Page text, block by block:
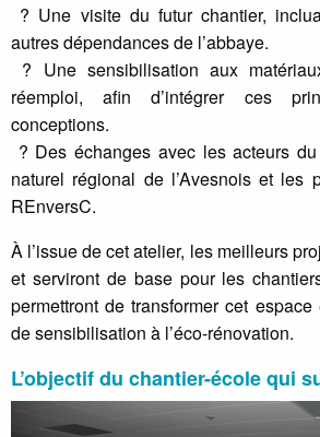
? Une visite du futur chantier,
autres dépendances de l’abbaye.
? Une sensibilisation aux
réemploi, afin d’intégrer ces
conceptions.
? Des échanges avec les acteurs
naturel régional de l’Avesnois et les
REnversC.
À l’issue de cet atelier, les meilleurs
et serviront de base pour les
permettront de transformer cet
de sensibilisation à l’éco-rénovation.
L’objectif du chantier-école qui